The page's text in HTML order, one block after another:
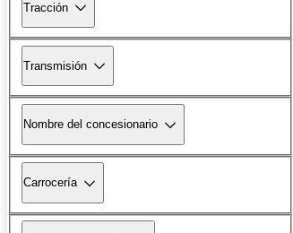
Tracción
Transmisión
Nombre del concesionario
Carrocería